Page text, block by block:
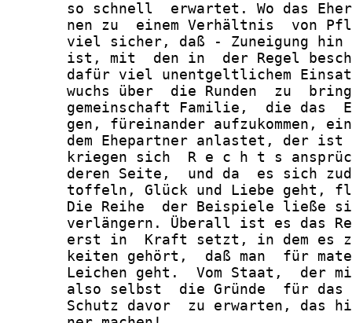
so schnell  erwartet. Wo das
nen zu  einem Verhältnis  von
viel sicher, daß - Zuneigung
ist, mit  den in  der Regel
dafür viel unentgeltlichem
wuchs über  die Runden  zu
gemeinschaft Familie,  die das
gen, füreinander aufzukommen,
dem Ehepartner anlastet, der
kriegen sich  R e c h t s
deren Seite,  und da  es sich
toffeln, Glück und Liebe geht,
Die Reihe  der Beispiele ließe
verlängern. Überall ist es das
erst in  Kraft setzt, in dem es
keiten gehört,  daß man  für
Leichen geht.  Vom Staat,  der
also selbst  die Gründe  für
Schutz davor  zu erwarten, das